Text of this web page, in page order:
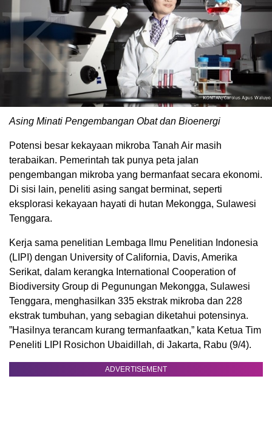
Asing Minati Pengembangan Obat dan Bioenergi
Potensi besar kekayaan mikroba Tanah Air masih
terabaikan. Pemerintah tak punya peta jalan
pengembangan mikroba yang bermanfaat secara ekonomi.
Di sisi lain, peneliti asing sangat berminat, seperti
eksplorasi kekayaan hayati di hutan Mekongga, Sulawesi
Tenggara.
Kerja sama penelitian Lembaga Ilmu Penelitian Indonesia
(LIPI) dengan University of California, Davis, Amerika
Serikat, dalam kerangka International Cooperation of
Biodiversity Group di Pegunungan Mekongga, Sulawesi
Tenggara, menghasilkan 335 ekstrak mikroba dan 228
ekstrak tumbuhan, yang sebagian diketahui potensinya.
”Hasilnya terancam kurang termanfaatkan,” kata Ketua Tim
Peneliti LIPI Rosichon Ubaidillah, di Jakarta, Rabu (9/4).
ADVERTISEMENT